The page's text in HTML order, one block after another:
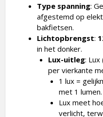
Type spanning:
afgestemd op
bakfietsen.
Lichtopbrengst:
in het donker.
Lux-uitleg: Lux
per vierkante
1 lux =
met 1 lumen.
Lux meet
verlicht,